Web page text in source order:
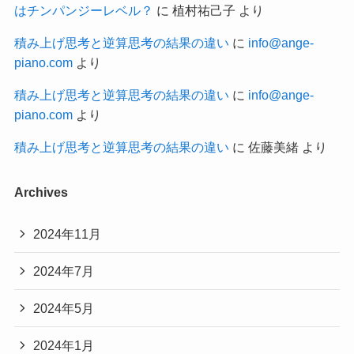
はチンパンジーレベル？ に 植村祐己子 より
積み上げ思考と逆算思考の結果の違い に info@ange-
piano.comより
積み上げ思考と逆算思考の結果の違い に info@ange-
piano.comより
積み上げ思考と逆算思考の結果の違い に 佐藤美緒より
Archives
2024年11月
2024年7月
2024年5月
2024年1月